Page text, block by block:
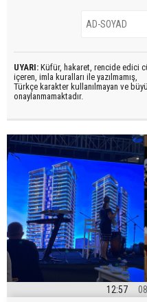
UYARI: Küfür, hakaret, rencide edici
içeren, imla kuralları ile yazılmamış,
Türkçe karakter kullanılmayan ve
onaylanmamaktadır.
12:57